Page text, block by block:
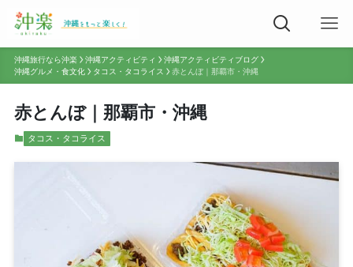
沖縄旅行なら沖楽 沖縄アクティビティ
沖縄アクティビティブログ
沖縄グルメ・食文化
タコス・タコライス 赤とんぼ｜那覇市・沖縄
赤とんぼ｜那覇市・沖縄
タコス・タコライス